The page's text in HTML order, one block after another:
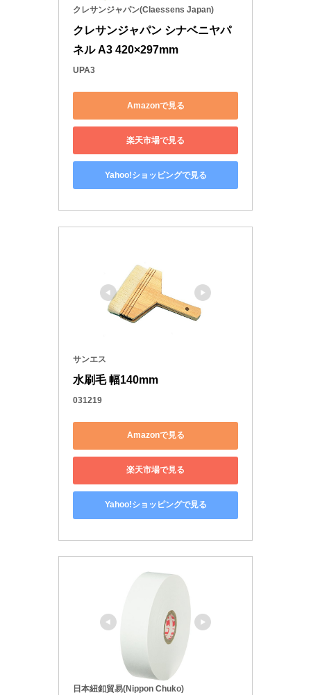
クレサンジャパン(Claessens Japan)
クレサンジャパン シナベニヤパ
ネル A3 420×297mm
UPA3
Amazonで見る
楽天市場で見る
Yahoo!ショッピングで見る
サンエス
水刷毛 幅140mm
031219
Amazonで見る
楽天市場で見る
Yahoo!ショッピングで見る
日本紐釦貿易(Nippon Chuko)